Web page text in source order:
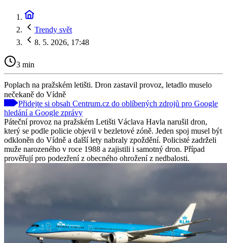
Trendy svět
8. 5. 2026, 17:48
3 min
Poplach na pražském letišti. Dron zastavil provoz, letadlo muselo
nečekaně do Vídně
Přidejte si obsah Centrum.cz do oblíbených zdrojů pro Google
hledání a Google zprávy
Páteční provoz na pražském Letišti Václava Havla narušil dron,
který se podle policie objevil v bezletové zóně. Jeden spoj musel být
odkloněn do Vídně a další lety nabraly zpoždění. Policisté zadrželi
muže narozeného v roce 1988 a zajistili i samotný dron. Případ
prověřují pro podezření z obecného ohrožení z nedbalosti.